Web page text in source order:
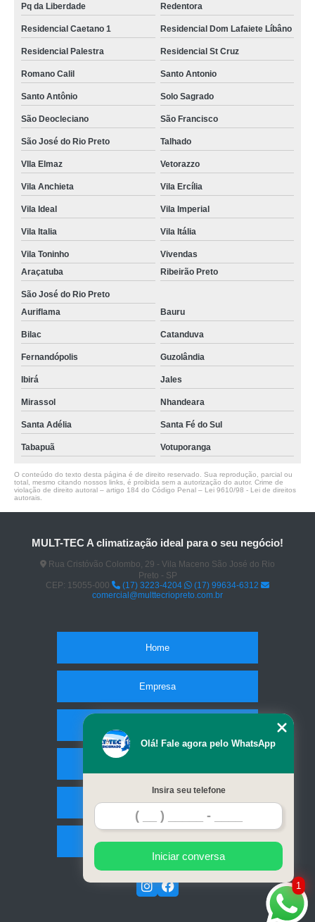
Pq da Liberdade Redentora
Residencial Caetano 1 Residencial Dom Lafaiete Líbâno
Residencial Palestra Residencial St Cruz
Romano Calil Santo Antonio
Santo Antônio Solo Sagrado
São Deocleciano São Francisco
São José do Rio Preto Talhado
VIla Elmaz Vetorazzo
Vila Anchieta Vila Ercília
Vila Ideal Vila Imperial
Vila Italia Vila Itália
Vila Toninho
Vivendas
Araçatuba
Ribeirão Preto
São José do Rio Preto
Auriflama
Bauru
Bilac Catanduva
Fernandópolis Guzolândia
Ibirá Jales
Mirassol Nhandeara
Santa Adélia Santa Fé do Sul
Tabapuã Votuporanga
O conteúdo do texto desta página é de direito reservado. Sua reprodução, parcial ou
total, mesmo citando nossos links, é proibida sem a autorização do autor. Crime de
violação de direito autoral – artigo 184 do Código Penal – Lei 9610/98 - Lei de direitos
autorais
MULT-TEC A climatização ideal para o seu negócio!
Rua Cristóvão Colombo, 29 - Vila Maceno São José do Rio
Preto - SP
CEP: 15055-000
(17) 3223-4204
(17) 99634-6312
comercial@multtecriopreto.com.br
Home
Empresa
Contato
Mapa do site
1
Olá! Fale agora pelo WhatsApp
Insira seu telefone
Iniciar conversa